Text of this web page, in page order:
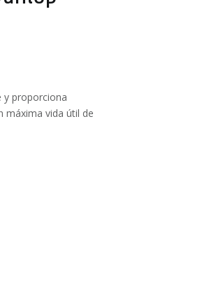
y proporciona
máxima vida útil de